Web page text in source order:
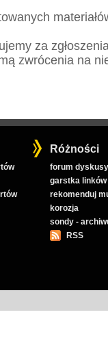
za
zwrócenia na
Różności
forum
garstka linków
rekomenduj
korozja
sondy -
RSS